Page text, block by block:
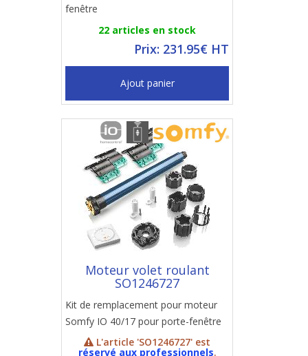
fenêtre
22 articles en stock
Prix: 231.95€ HT
Ajout panier
Moteur volet roulant
SO1246727
Kit de remplacement pour moteur
Somfy IO 40/17 pour porte-fenêtre
L'article 'SO1246727' est
réservé aux professionnels.